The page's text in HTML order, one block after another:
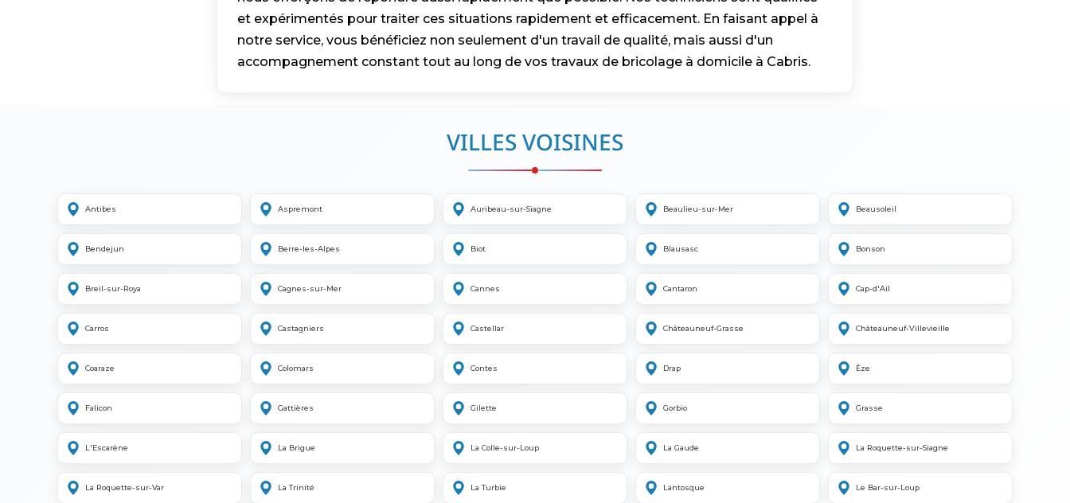
et expérimentés pour traiter ces situations rapidement et efficacement. En faisant appel à
notre service, vous bénéficiez non seulement d'un travail de qualité, mais aussi d'un
accompagnement constant tout au long de vos travaux de bricolage à domicile à Cabris.
VILLES VOISINES
Antibes Aspremont Auribeau-sur-Siagne Beaulieu-sur-Mer Beausoleil
Bendejun Berre-les-Alpes Biot Blausasc Bonson
Breil-sur-Roya Cagnes-sur-Mer Cannes Cantaron Cap-d'Ail
Carros Castagniers Castellar Châteauneuf-Grasse Châteauneuf-Villevieille
Coaraze Colomars Contes Drap Èze
Falicon Gattières Gilette Gorbio Grasse
L'Escarène La Brigue La Colle-sur-Loup La Gaude La Roquette-sur-Siagne
La Roquette-sur-Var La Trinité La Turbie Lantosque Le Bar-sur-Loup